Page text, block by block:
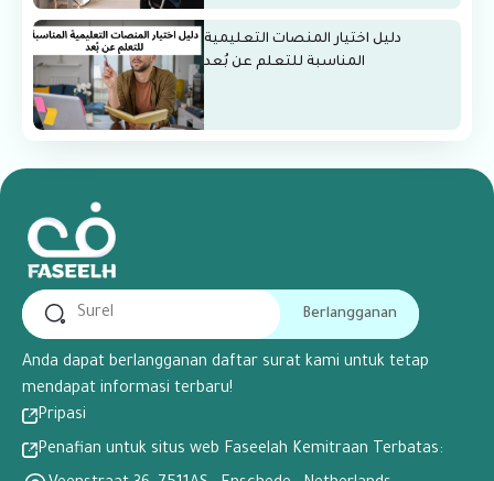
دليل اختيار المنصات التعليمية
المناسبة للتعلم عن بُعد
Berlangganan
Anda dapat berlangganan daftar surat kami untuk tetap
mendapat informasi terbaru!
Pripasi
Penafian untuk situs web Faseelah Kemitraan Terbatas: